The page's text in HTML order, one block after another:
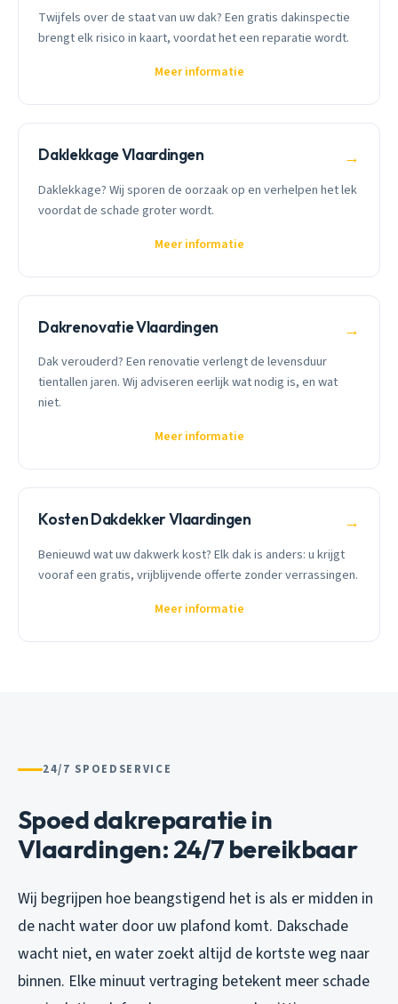
Twijfels over de staat van uw dak? Een gratis dakinspectie
brengt elk risico in kaart, voordat het een reparatie wordt.
Meer informatie
Daklekkage Vlaardingen →
Daklekkage? Wij sporen de oorzaak op en verhelpen het lek
voordat de schade groter wordt.
Meer informatie
Dakrenovatie Vlaardingen →
Dak verouderd? Een renovatie verlengt de levensduur
tientallen jaren. Wij adviseren eerlijk wat nodig is, en wat
niet.
Meer informatie
Kosten Dakdekker Vlaardingen →
Benieuwd wat uw dakwerk kost? Elk dak is anders: u krijgt
vooraf een gratis, vrijblijvende offerte zonder verrassingen.
Meer informatie
24/7 SPOEDSERVICE
Spoed dakreparatie in
Vlaardingen: 24/7 bereikbaar
Wij begrijpen hoe beangstigend het is als er midden in
de nacht water door uw plafond komt. Dakschade
wacht niet, en water zoekt altijd de kortste weg naar
binnen. Elke minuut vertraging betekent meer schade